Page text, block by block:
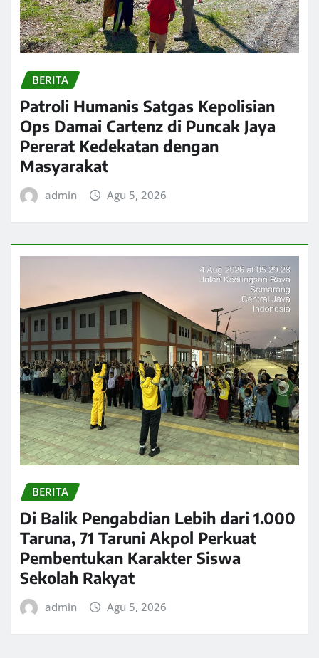
BERITA
Patroli Humanis Satgas Kepolisian
Ops Damai Cartenz di Puncak Jaya
Pererat Kedekatan dengan
Masyarakat
admin Agu 5, 2026
BERITA
Di Balik Pengabdian Lebih dari 1.000
Taruna, 71 Taruni Akpol Perkuat
Pembentukan Karakter Siswa
Sekolah Rakyat
admin Agu 5, 2026